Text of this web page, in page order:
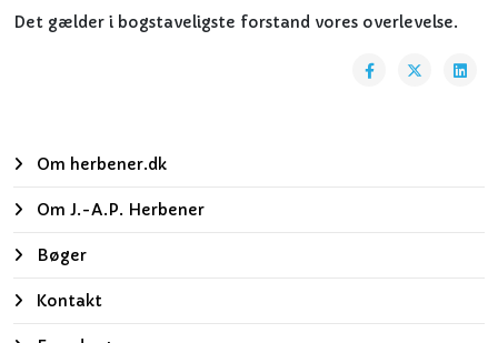
Det gælder i bogstaveligste forstand vores overlevelse.
Om herbener.dk
Om J.-A.P. Herbener
Bøger
Kontakt